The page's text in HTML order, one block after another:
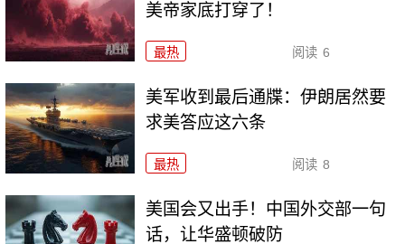
美帝家底打穿了！
最热 阅读 6
美军收到最后通牒：伊朗居然要
求美答应这六条
最热 阅读 8
美国会又出手！中国外交部一句
话，让华盛顿破防